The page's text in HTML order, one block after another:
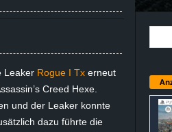
Leaker Rogue I Txerneut
Creed Hexe.
und der Leaker konnte
dazu führte die